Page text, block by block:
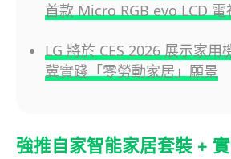
首款 Micro RGB evo LCD 電
LG 將於 CES 2026 展示家
冀實踐「零勞動家居」願景
強推自家智能家居套裝 +